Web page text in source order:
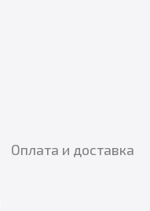
Оплата и доставка